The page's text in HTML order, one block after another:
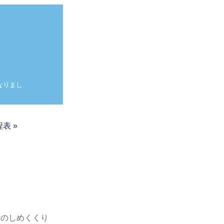
りまし
表 »
しめくくり